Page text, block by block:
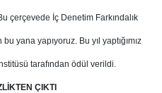
çerçevede İç Denetim Farkındalık
yana yapıyoruz. Bu yıl yaptığımız
tarafından ödül verildi.
ÇIKTI